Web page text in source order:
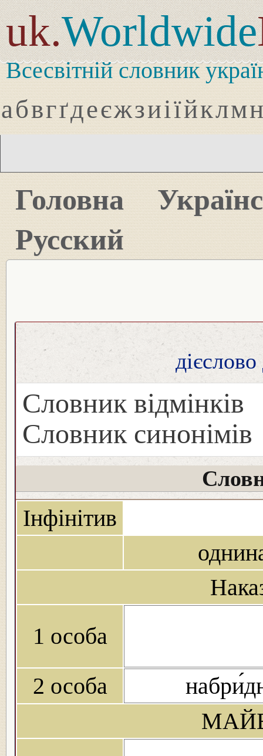
uk.Worldwide
Всесвітній словник
абвгґдеєжзиіїйклмн
Головна
Русский
Словник відмінків
Словник синонімів
Інфінітив
1 особа
2 особа